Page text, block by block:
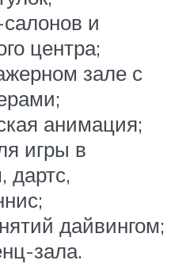
и
центра;
зале с
анимация;
игры в
дартс,
дайвингом;
зала.